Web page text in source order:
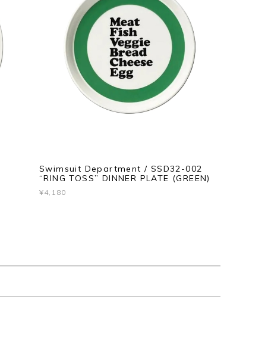
Swimsuit Department / SSD32-002
“RING TOSS” DINNER PLATE (GREEN)
¥4,180